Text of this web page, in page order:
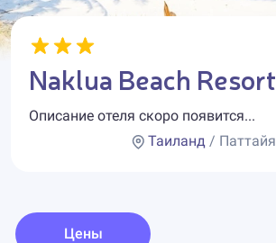
Naklua Beach Resort
Описание отеля скоро появится...
Таиланд/ Паттайя
Цены